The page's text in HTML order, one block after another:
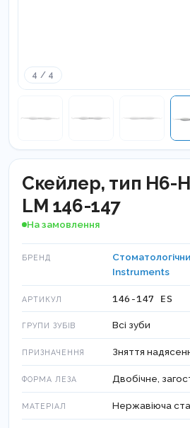
4 / 4
Скейлер, тип H6-
LM 146-147
На замовлення
БРЕНД
Instruments
АРТИКУЛ 146-147 ES
ГРУПИ ЗУБІВ Всі зуби
ПРИЗНАЧЕННЯ Зняття
ФОРМА ЛЕЗА Двобічне,
МАТЕРІАЛ Нержавіюча